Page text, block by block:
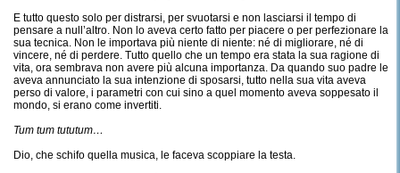
E tutto questo solo per distrarsi, per svuotarsi e non lasciarsi il tempo di
pensare a null’altro. Non lo aveva certo fatto per piacere o per perfezionare la
sua tecnica. Non le importava più niente di niente: né di migliorare, né di
vincere, né di perdere. Tutto quello che un tempo era stata la sua ragione di
vita, ora sembrava non avere più alcuna importanza. Da quando suo padre le
aveva annunciato la sua intenzione di sposarsi, tutto nella sua vita aveva
perso di valore, i parametri con cui sino a quel momento aveva soppesato il
mondo, si erano come invertiti.
Tum tum tututum…
Dio, che schifo quella musica, le faceva scoppiare la testa.